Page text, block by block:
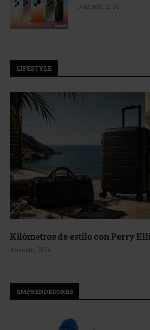
5 agosto, 2026
LIFESTYLE
Aerie, texturas que fluyen
4 agosto, 2026
EMPRENDEDORES